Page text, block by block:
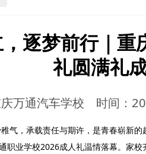
逐梦前行｜重
礼圆满礼
万通汽车学校 时间：
气，承载责任与期许，是青春崭新
职业学校2026成人礼温情落幕。家